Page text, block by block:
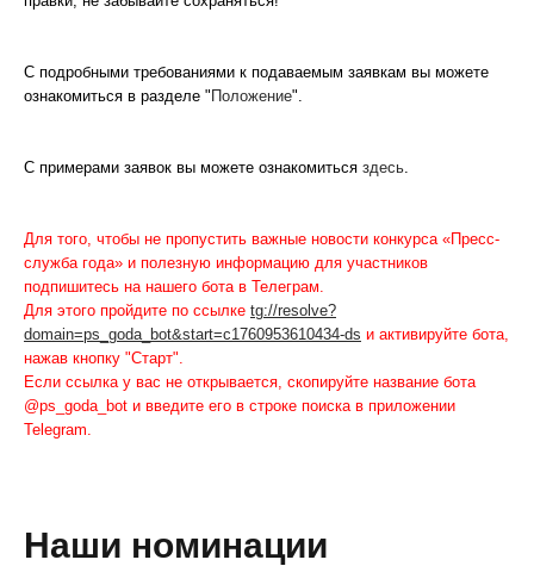
С подробными требованиями к подаваемым заявкам вы можете
ознакомиться в разделе " Положение".
С примерами заявок вы можете ознакомиться здесь
Для того, чтобы не пропустить важные новости конкурса «Пресс-
служба года» и полезную информацию для участников
подпишитесь на нашего бота в Телеграм.
Для этого пройдите по ссылке tg://resolve?
domain=ps_goda_bot&start=c1760953610434-ds и активируйте бота,
нажав кнопку "Старт".
Если ссылка у вас не открывается, скопируйте название бота
@ps_goda_bot и введите его в строке поиска в приложении
Telegram.
Наши номинации